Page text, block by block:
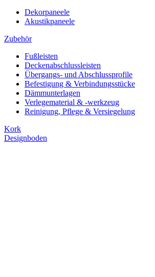
Dekorpaneele
Akustikpaneele
Zubehör
Fußleisten
Deckenabschlussleisten
Übergangs- und Abschlussprofile
Befestigung & Verbindungsstücke
Dämmunterlagen
Verlegematerial & -werkzeug
Reinigung, Pflege & Versiegelung
Kork
Designboden